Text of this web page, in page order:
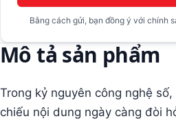
Bằng cách gửi, bạn đồng ý với chính
Mô tả sản phẩm
Trong kỷ nguyên công nghệ
chiếu nội dung ngày càng đòi